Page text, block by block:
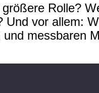
Rolle?
Und vor allem:
messbaren